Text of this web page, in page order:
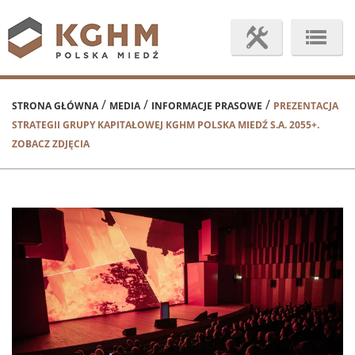
STRONA GŁÓWNA/ MEDIA/ INFORMACJE PRASOWE / PREZENTACJA
STRATEGII GRUPY KAPITAŁOWEJ KGHM POLSKA MIEDŹ S.A. 2055+.
ZOBACZ ZDJĘCIA